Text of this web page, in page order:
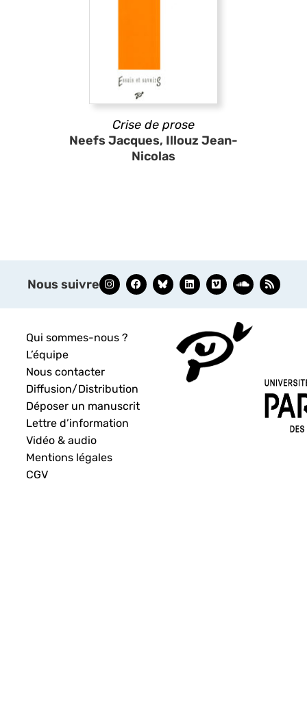
Crise de prose
Neefs Jacques, Illouz Jean-
Nicolas
Nous suivre
Qui sommes-nous ?
L’équipe
Nous contacter
Diffusion/Distribution
Déposer un manuscrit
Lettre d’information
Vidéo & audio
Mentions légales
CGV